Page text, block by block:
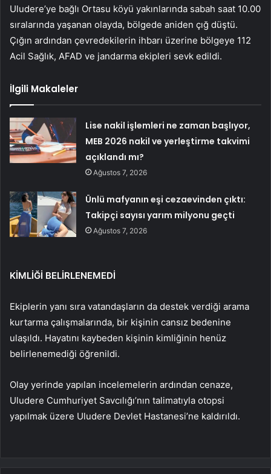
Uludere’ye bağlı Ortasu köyü yakınlarında sabah saat 10.00
sıralarında yaşanan olayda, bölgede aniden çığ düştü.
Çığın ardından çevredekilerin ihbarı üzerine bölgeye 112
Acil Sağlık, AFAD ve jandarma ekipleri sevk edildi.
İlgili Makaleler
Lise nakil işlemleri ne zaman başlıyor,
MEB 2026 nakil ve yerleştirme takvimi
açıklandı mı?
Ağustos 7, 2026
Ünlü mafyanın eşi cezaevinden çıktı:
Takipçi sayısı yarım milyonu geçti
Ağustos 7, 2026
KİMLİĞİ BELİRLENEMEDİ
Ekiplerin yanı sıra vatandaşların da destek verdiği arama
kurtarma çalışmalarında, bir kişinin cansız bedenine
ulaşıldı. Hayatını kaybeden kişinin kimliğinin henüz
belirlenemediği öğrenildi.
Olay yerinde yapılan incelemelerin ardından cenaze,
Uludere Cumhuriyet Savcılığı’nın talimatıyla otopsi
yapılmak üzere Uludere Devlet Hastanesi’ne kaldırıldı.